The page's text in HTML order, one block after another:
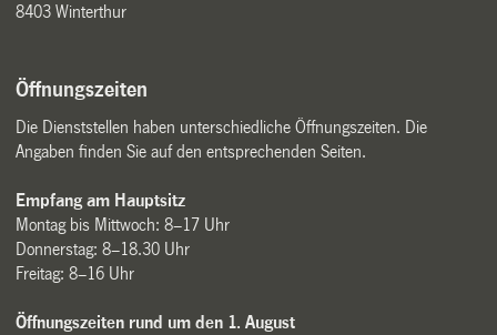
8403 Winterthur
Öffnungszeiten
Die Dienststellen haben unterschiedliche Öffnungszeiten. Die
Angaben finden Sie auf den entsprechenden Seiten.
Empfang am Hauptsitz
Montag bis Mittwoch: 8–17 Uhr
Donnerstag: 8–18.30 Uhr
Freitag: 8–16 Uhr
Öffnungszeiten rund um den 1. August